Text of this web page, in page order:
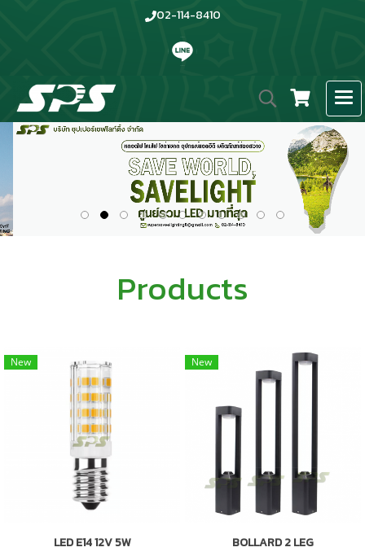
02-114-8410
Products
New
LED E14 12V 5W
New
BOLLARD 2 LEG